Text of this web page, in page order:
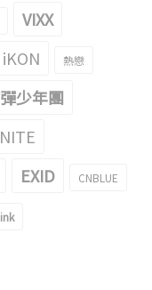
VIXX
iKON 熱戀
少年團
EXID CNBLUE